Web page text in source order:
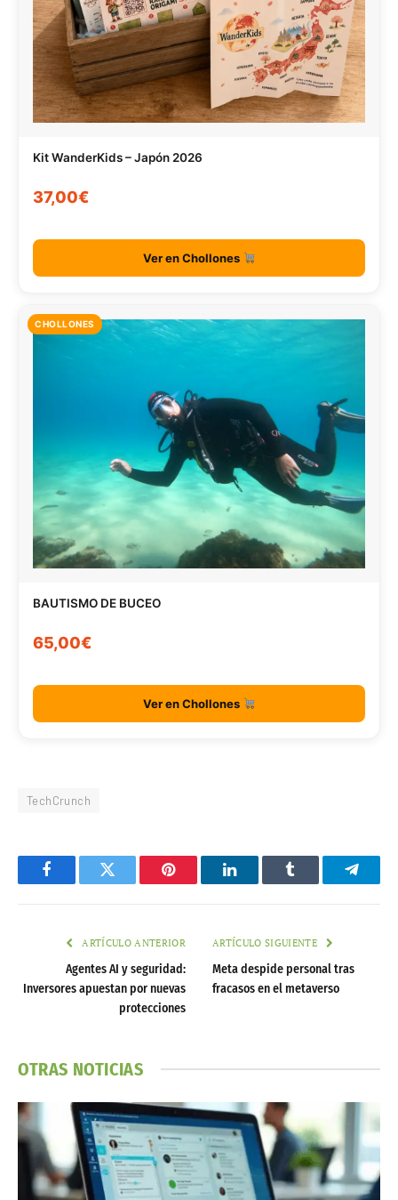
Kit WanderKids – Japón 2026
37,00€
Ver en Chollones
CHOLLONES
BAUTISMO DE BUCEO
65,00€
Ver en Chollones
TechCrunch
FacebookTwitter Pinterest LinkedInTumblr
ARTÍCULO ANTERIOR
Agentes AI y seguridad:
Inversores apuestan por nuevas
protecciones
ARTÍCULO SIGUIENTE
Meta despide personal tras
fracasos en el metaverso
OTRAS NOTICIAS